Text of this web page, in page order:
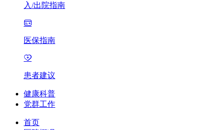
入/出院指南
医保指南
患者建议
健康科普
党群工作
首页